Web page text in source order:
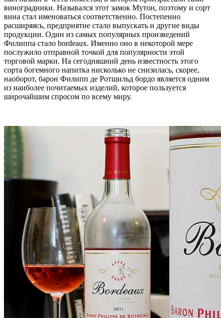
виноградники. Назывался этот замок Мутон, поэтому и сорт
вина стал именоваться соответственно. Постепенно
расширяясь, предприятие стало выпускать и другие виды
продукции. Один из самых популярных произведений
Филиппа стало bordeaux. Именно оно в некоторой мере
послужило отправной точкой для популярности этой
торговой марки. На сегодняшний день известность этого
сорта богемного напитка нисколько не снизилась, скорее,
наоборот, барон Филипп де Ротшильд бордо является одним
из наиболее почитаемых изделий, которое пользуется
широчайшим спросом по всему миру.